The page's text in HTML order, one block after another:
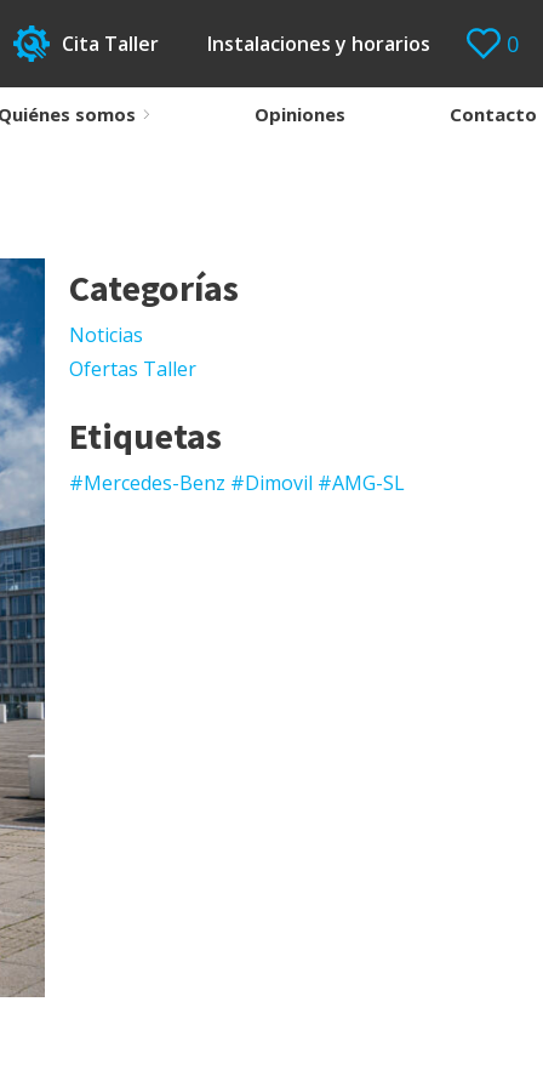
Cita Taller Instalaciones y horarios 0
Quiénes somos Opiniones Contacto
Categorías
Noticias
Ofertas Taller
Etiquetas
#Mercedes-Benz #Dimovil #AMG-SL